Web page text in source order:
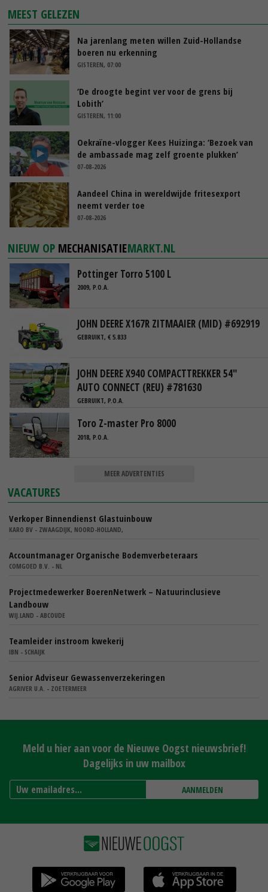
MEEST GELEZEN
Na jarenlang meten willen Zuid-Hollandse
boeren nu erkenning
GISTEREN, 07:00
‘De droogte begint ver voor de grens bij
Lobith’
GISTEREN, 11:00
Oekraïne-vlogger Kees Huizinga: ‘Bezoek van
de ambassade mag zelf groente plukken’
07-08-2026
Aandeel China in wereldwijde fritesexport
neemt verder toe
07-08-2026
NIEUW OP MECHANISATIEMARKT.NL
Pottinger Torro 5100 L
2009, P.O.A.
JOHN DEERE X167R ZITMAAIER (MID) #692919
GEBRUIKT, € 5.833
JOHN DEERE X940 COMPACTTREKKER 54"
AUTO CONNECT (REU) #781630
GEBRUIKT, P.O.A.
Toro Z-master Pro 8000
2018, P.O.A.
MEER ADVERTENTIES
VACATURES
Verkoper Binnendienst Glastuinbouw
KARO BV - ZWAAGDIJK, NOORD-HOLLAND,
Accountmanager Organische Bodemverbeteraars
COMGOED B.V. - NL
Projectmedewerker BoerenNetwerk – Natuurinclusieve
Landbouw
WIJ.LAND - ABCOUDE
Teamleider instroom kwekerij
IBN - SCHAIJK
Senior Adviseur Gewassenverzekeringen
AGRIVER U.A. - ZOETERMEER
Meld u hier aan voor de Nieuwe Oogst nieuwsbrief!
Dagelijks in uw mailbox
AANMELDEN